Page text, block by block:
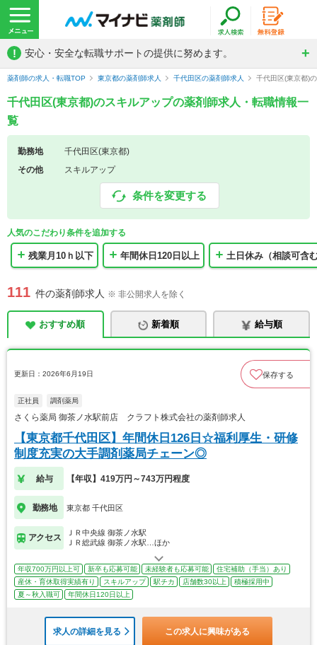
! 安心・安全な転職サポートの提供に努めます。
薬剤師の求人・転職TOP 東京都の薬剤師求人 千代田区の薬剤師求人 千代田区(東京都)
千代田区(東京都)のスキルアップの薬剤師求人・転職情報一
覧
勤務地
千代田区(東京都)
その他
スキルアップ
条件を変更する
人気のこだわり条件を追加する
残業月10ｈ以下 年間休日120日以上 土日休み（相談可含
111 件の薬剤師求人 ※ 非公開求人を除く
おすすめ順 新着順 給与順
更新日：2026年6月19日 保存する
正社員 調剤薬局
さくら薬局 御茶ノ水駅前店 クラフト株式会社の薬剤師求人
【東京都千代田区】年間休日126日☆福利厚生・研修
制度充実の大手調剤薬局チェーン◎
給与 【年収】419万円～743万円程度
勤務地 東京都 千代田区
アクセス
ＪＲ中央線 御茶ノ水駅
ＪＲ総武線 御茶ノ水駅…ほか
年収700万円以上可 新卒も応募可能 未経験者も応募可能
住宅補助（手当）あり
産休・育休取得実績有り
スキルアップ 駅チカ 店舗数30以上
積極採用中
夏～秋入職可
年間休日120日以上
求人の詳細を見る この求人に興味がある